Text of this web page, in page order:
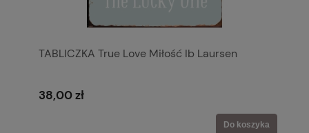
TABLICZKA True Love Miłość Ib Laursen
38,00 zł
Do koszyka